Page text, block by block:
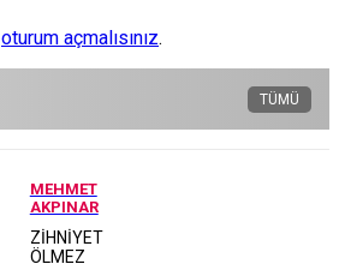
oturum açmalısınız.
TÜMÜ
MEHMET
AKPINAR
ZİHNİYET
ÖLMEZ